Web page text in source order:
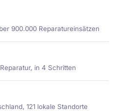
900.000 Reparatureinsätzen
in 4 Schritten
121 lokale Standorte